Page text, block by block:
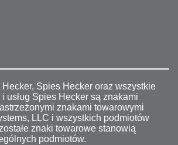
Hecker, Spies Hecker oraz wszystkie
usług Spies Hecker są znakami
znakami towarowymi
LLC i wszystkich podmiotów
znaki towarowe stanowią
podmiotów.